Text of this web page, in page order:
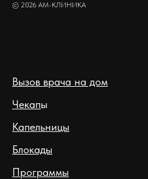
© 2026 АМ-КЛИНИКА
Вызов врача на дом
Чекапы
Капельницы
Блокады
Программы